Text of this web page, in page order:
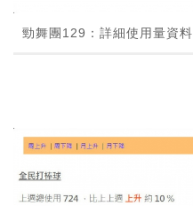
勁舞團129：詳細使用量資料